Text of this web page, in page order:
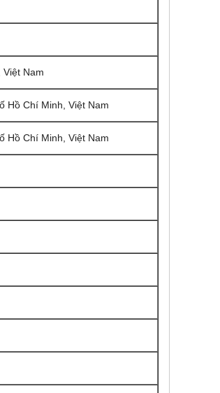
Nam
Hồ Chí Minh, Việt Nam
Hồ Chí Minh, Việt Nam